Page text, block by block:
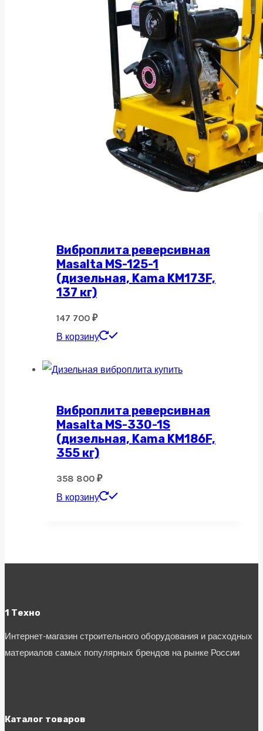
Виброплита реверсивная
Masalta MS-125-1
(дизельная, Kama KM173F,
137 кг)
147 700 ₽
В корзину
Виброплита реверсивная
Masalta MS-330-1S
(дизельная, Kama KM186F,
355 кг)
358 800 ₽
В корзину
1 Техно
Интернет-магазин строительного оборудования и расходных
материалов самых популярных брендов на рынке России
Каталог товаров